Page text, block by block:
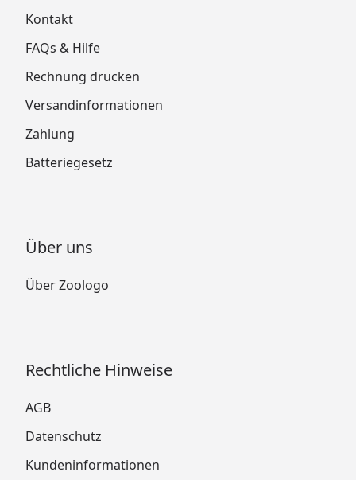
Kontakt
FAQs & Hilfe
Rechnung drucken
Versandinformationen
Zahlung
Batteriegesetz
Über uns
Über Zoologo
Rechtliche Hinweise
AGB
Datenschutz
Kundeninformationen